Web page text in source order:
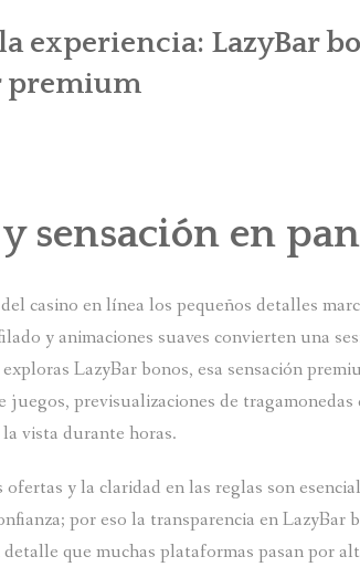
experiencia: LazyBar
premium
sensación en
casino en línea los pequeños detalles
y animaciones suaves convierten una
LazyBar bonos, esa sensación
previsualizaciones de tragamonedas
vista durante horas.
y la claridad en las reglas son
por eso la transparencia en LazyBar
que muchas plataformas pasan por